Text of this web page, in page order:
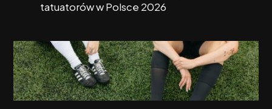
tatuatorów w Polsce 2026